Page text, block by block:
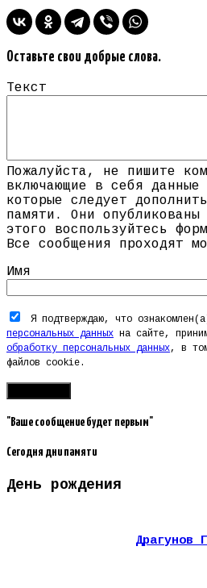
Оставьте свои добрые слова.
Текст
Пожалуйста, не пишите
включающие в себя
которые следует
памяти. Они
этого воспользуйтесь
Все сообщения проходят
Имя
Я подтверждаю, что
персональных данных на сайте,
обработку персональных данных, в
файлов cookie.
"Ваше сообщение будет первым"
Сегодня дни памяти
День рождения
Драгунов